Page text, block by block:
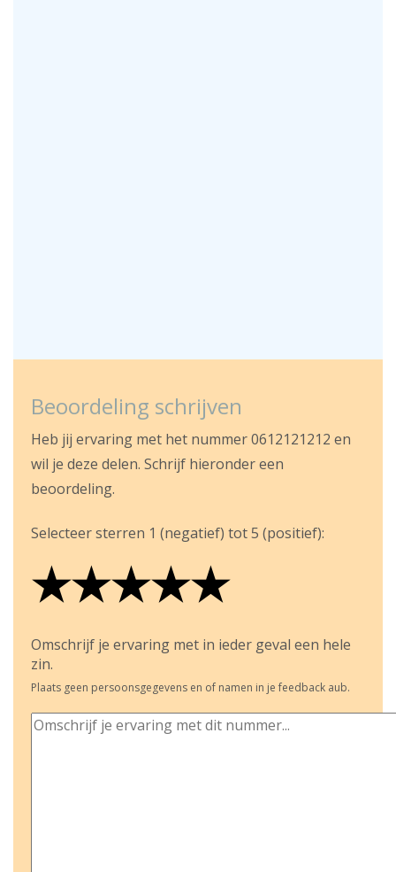
Beoordeling schrijven
Heb jij ervaring met het nummer 0612121212 en
wil je deze delen. Schrijf hieronder een
beoordeling.
Selecteer sterren 1 (negatief) tot 5 (positief):
★
★★
★★★
★★★★
★★★★★
Omschrijf je ervaring met in ieder geval een hele
zin.
Plaats geen persoonsgegevens en of namen in je feedback aub.